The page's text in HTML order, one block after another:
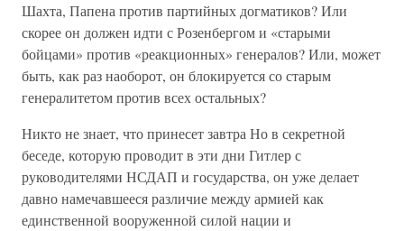
Шахта, Папена против партийных догматиков? Или
скорее он должен идти с Розенбергом и «старыми
бойцами» против «реакционных» генералов? Или, может
быть, как раз наоборот, он блокируется со старым
генералитетом против всех остальных?
Никто не знает, что принесет завтра Но в секретной
беседе, которую проводит в эти дни Гитлер с
руководителями НСДАП и государства, он уже делает
давно намечавшееся различие между армией как
единственной вооруженной силой нации и